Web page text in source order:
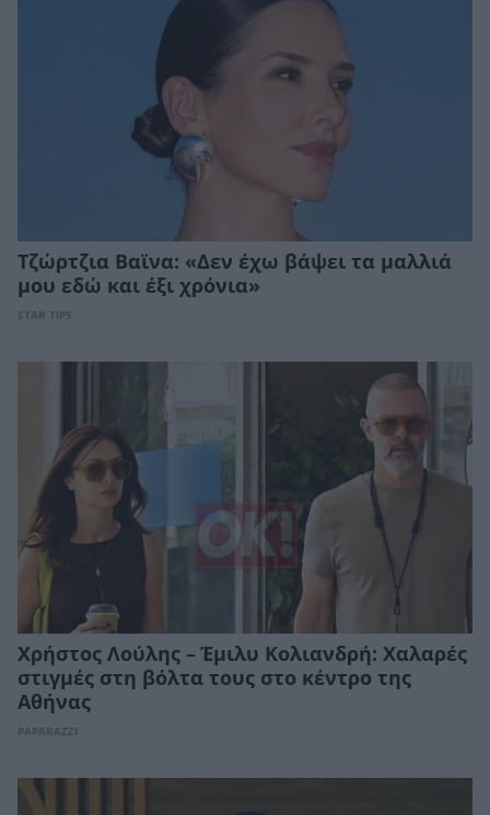
Τζώρτζια Βαϊνα: «Δεν έχω βάψει τα μαλλιά
μου εδώ και έξι χρόνια»
STAR TIPS
Χρήστος Λούλης – Έμιλυ Κολιανδρή: Χαλαρές
στιγμές στη βόλτα τους στο κέντρο της
Αθήνας
PAPARAZZI